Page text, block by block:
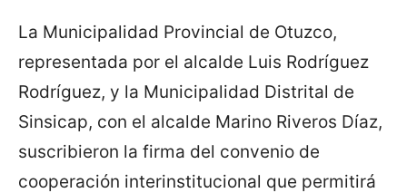
La Municipalidad Provincial de Otuzco,
representada por el alcalde Luis Rodríguez
Rodríguez, y la Municipalidad Distrital de
Sinsicap, con el alcalde Marino Riveros Díaz,
suscribieron la firma del convenio de
cooperación interinstitucional que permitirá